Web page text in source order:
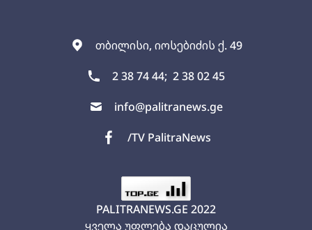
თბილისი, იოსებიძის ქ. 49
2 38 74 44; 2 38 02 45
info@palitranews.ge
/TV PalitraNews
PALITRANEWS.GE 2022
ყველა უფლება დაცულია